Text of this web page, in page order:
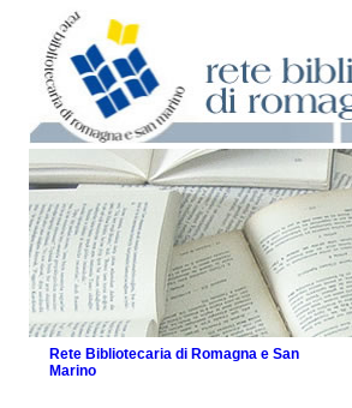
Rete Bibliotecaria di Romagna e San
Marino